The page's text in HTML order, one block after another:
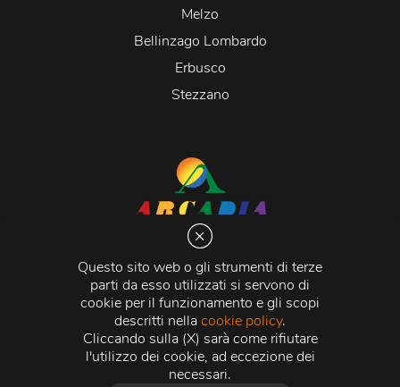
Questo sito web o gli strumenti di terze
parti da esso utilizzati si servono di
cookie per il funzionamento e gli scopi
descritti nellacookie policy.
Cliccando sulla (X) sarà come rifiutare
l'utilizzo dei cookie, ad eccezione dei
necessari.
Melzo
Bellinzago Lombardo
Erbusco
Stezzano
Via Martiri della Libertà 20066 Melzo (MI)
C.C.I.A.A. - R.E.A di Milano n. 1427910
Registro delle Imprese di Milano n. 338392 -
Fiscale e Partita Iva11015840157 | Capitale Sociale
500.000,00 i.v.
Credits:Crea Informatica S.r.l. 2026 © Tutti i diritti
riservati.